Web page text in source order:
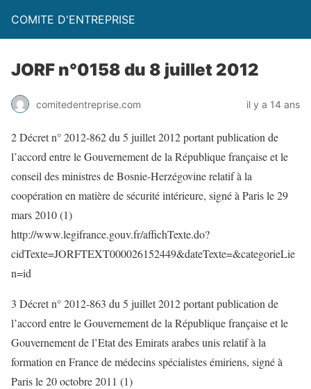
COMITE D'ENTREPRISE
JORF n°0158 du 8 juillet 2012
comitedentreprise.com il y a 14 ans
2 Décret n° 2012-862 du 5 juillet 2012 portant publication de
l’accord entre le Gouvernement de la République française et le
conseil des ministres de Bosnie-Herzégovine relatif à la
coopération en matière de sécurité intérieure, signé à Paris le 29
mars 2010 (1)
http://www.legifrance.gouv.fr/affichTexte.do?
cidTexte=JORFTEXT000026152449&dateTexte=&categorieLie
n=id
3 Décret n° 2012-863 du 5 juillet 2012 portant publication de
l’accord entre le Gouvernement de la République française et le
Gouvernement de l’Etat des Emirats arabes unis relatif à la
formation en France de médecins spécialistes émiriens, signé à
Paris le 20 octobre 2011 (1)